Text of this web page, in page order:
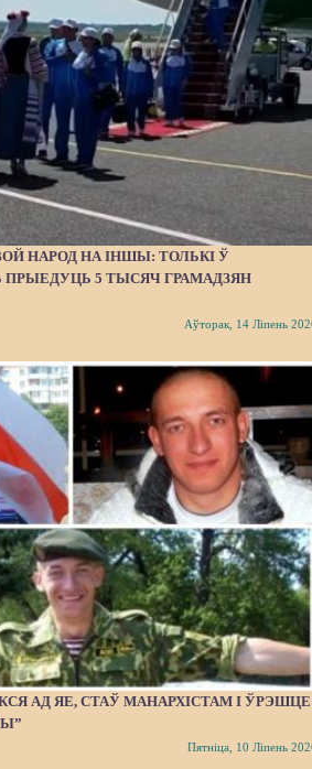
НАРОД НА ІНШЫ: ТОЛЬКІ Ў
5 ТЫСЯЧ ГРАМАДЗЯН
Аўторак, 14 Ліпень
АД ЯЕ, СТАЎ МАНАРХІСТАМ І ЎРЭШЦЕ
Пятніца, 10 Ліпень